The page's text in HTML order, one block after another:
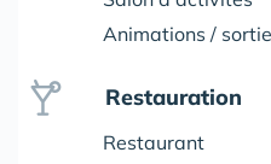
Animations /
Restauration
Restaurant